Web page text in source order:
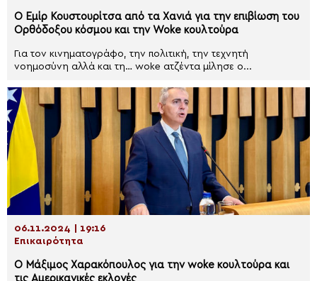
Ο Εμίρ Κουστουρίτσα από τα Χανιά για την επιβίωση του
Ορθόδοξου κόσμου και την Woke κουλτούρα
Για τον κινηματογράφο, την πολιτική, την τεχνητή
νοημοσύνη αλλά και τη… woke ατζέντα μίλησε ο...
06.11.2024 | 19:16
Επικαιρότητα
Ο Μάξιμος Χαρακόπουλος για την woke κουλτούρα και
τις Αμερικανικές εκλογές